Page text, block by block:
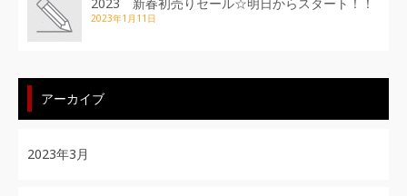
2023年1月11日
アーカイブ
2023年3月